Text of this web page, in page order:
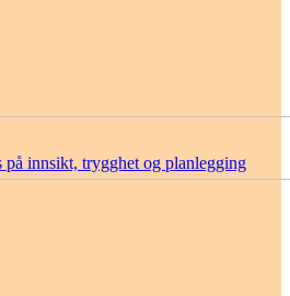
på innsikt, trygghet og planlegging